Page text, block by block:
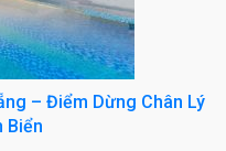
– Điểm Dừng Chân Lý
Biển